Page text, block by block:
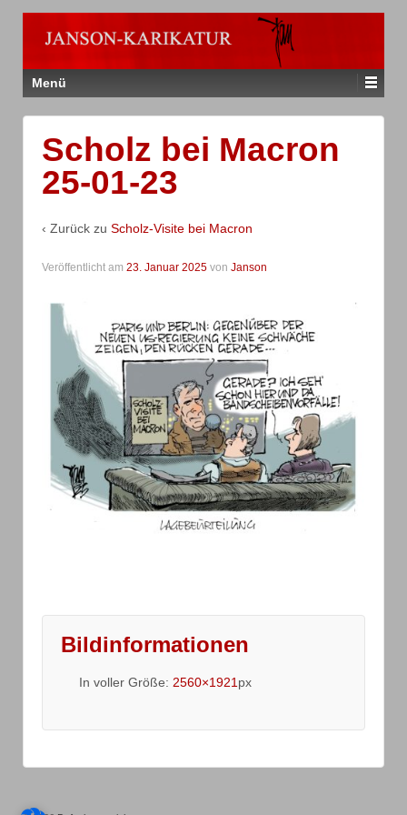
Menü
Scholz bei Macron
25-01-23
‹ Zurück zu Scholz-Visite bei Macron
Veröffentlicht am 23. Januar 2025 von Janson
Bildinformationen
In voller Größe: 2560×1921 px